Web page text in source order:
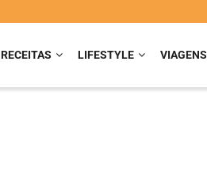
RECEITAS LIFESTYLE VIAGENS